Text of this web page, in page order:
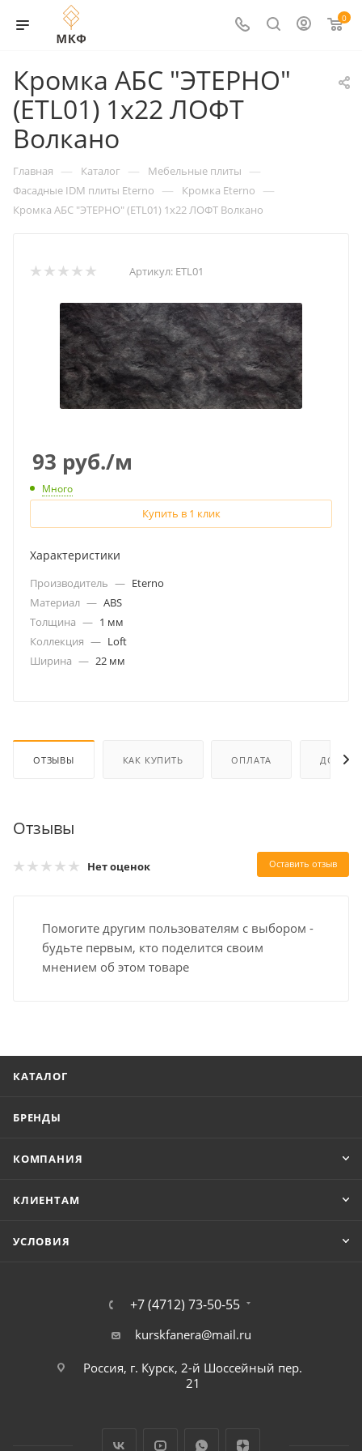
0
Кромка АБС "ЭТЕРНО"
(ETL01) 1х22 ЛОФТ
Волкано
Главная — Каталог — Мебельные плиты —
Фасадные IDM плиты Eterno — Кромка Eterno —
Кромка АБС "ЭТЕРНО" (ETL01) 1х22 ЛОФТ Волкано
Артикул: ETL01
93 руб./м
Много
Купить в 1 клик
Характеристики
Производитель — Eterno
Материал — ABS
Толщина — 1 мм
Коллекция — Loft
Ширина — 22 мм
ОТЗЫВЫ КАК КУПИТЬ ОПЛАТА
Отзывы
Нет оценок Оставить отзыв
Помогите другим пользователям с выбором -
будьте первым, кто поделится своим
мнением об этом товаре
КАТАЛОГ
БРЕНДЫ
КОМПАНИЯ
КЛИЕНТАМ
УСЛОВИЯ
+7 (4712) 73-50-55
kurskfanera@mail.ru
Россия, г. Курск, 2-й Шоссейный пер.
21